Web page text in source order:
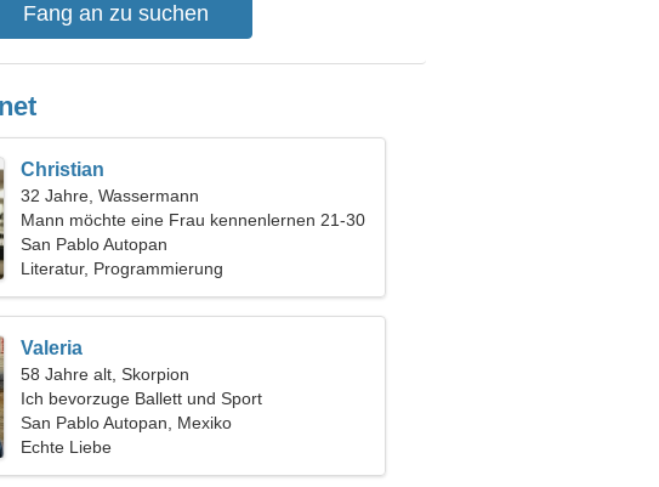
Christian
32 Jahre, Wassermann
Mann möchte eine Frau kennenlernen 21-30
San Pablo Autopan
Literatur, Programmierung
Valeria
58 Jahre alt, Skorpion
Ich bevorzuge Ballett und Sport
San Pablo Autopan, Mexiko
Echte Liebe